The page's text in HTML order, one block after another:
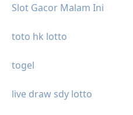
Slot Gacor Malam Ini
toto hk lotto
togel
live draw sdy lotto